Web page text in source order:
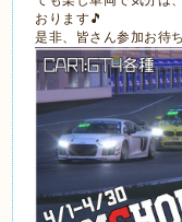
おります🎵
是非、皆さん参加お待